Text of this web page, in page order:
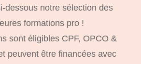
dessous notre sélection des
formations pro !
sont éligibles CPF, OPCO &
peuvent être financées avec